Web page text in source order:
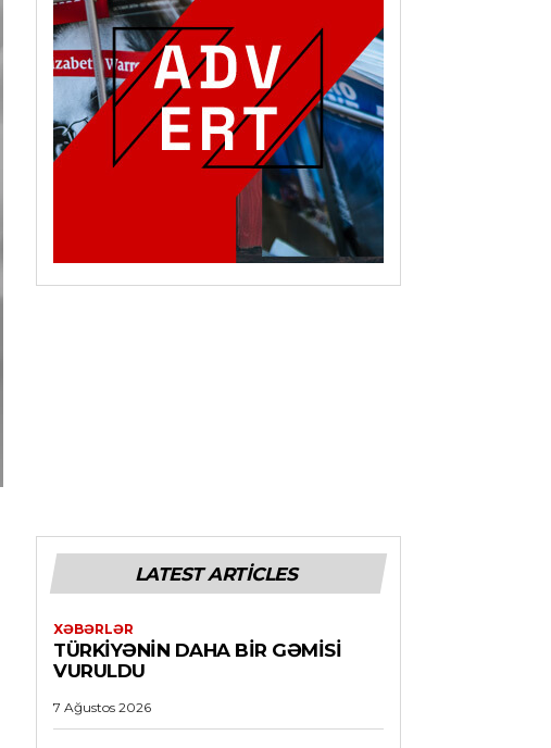
LATEST ARTICLES
XƏBƏRLƏR
TÜRKIYƏNIN DAHA BIR GƏMISI
VURULDU
7 Ağustos 2026